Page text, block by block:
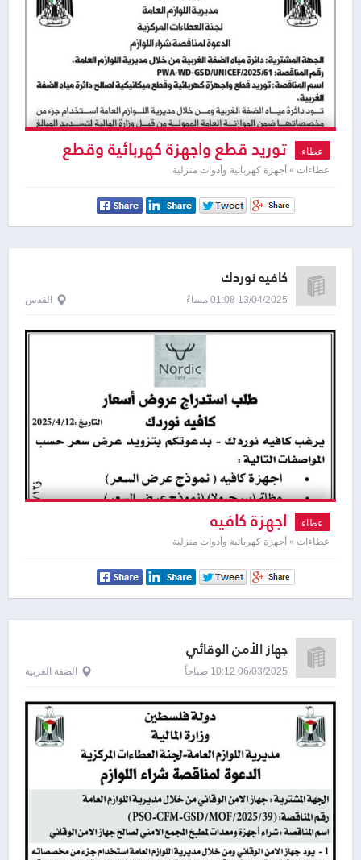
عطاء توريد قطع واجهزة كهربائية وقطع
ميكانيكية
عطاءات » أجهزة كهربائية وأدوات منزلية
كافيه نوردك
13/04/2025 01:08 مساءً القدس
عطاء اجهزة كافيه
عطاءات » أجهزة كهربائية وأدوات منزلية
جهاز الأمن الوقائي
06/03/2025 10:12 صباحاً الضفة الغربية